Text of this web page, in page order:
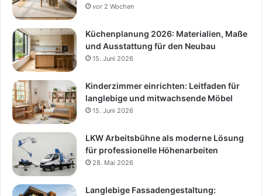
vor 2 Wochen
Küchenplanung 2026: Materialien, Maße
und Ausstattung für den Neubau
15. Juni 2026
Kinderzimmer einrichten: Leitfaden für
langlebige und mitwachsende Möbel
15. Juni 2026
LKW Arbeitsbühne als moderne Lösung
für professionelle Höhenarbeiten
28. Mai 2026
Langlebige Fassadengestaltung: